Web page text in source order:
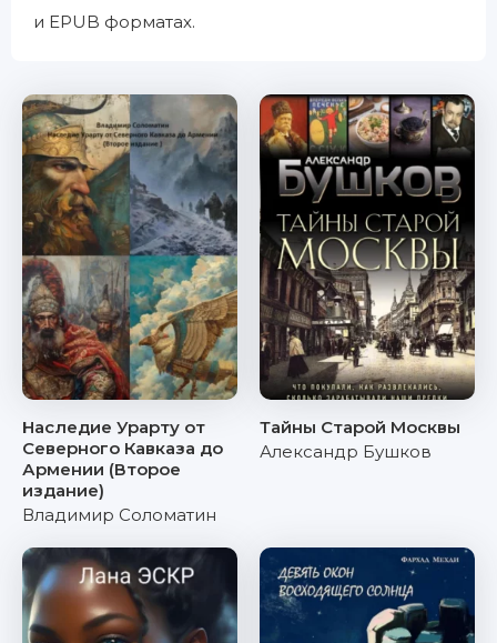
и EPUB форматах.
Наследие Урарту от
Северного Кавказа до
Армении (Второе
издание)
Владимир Соломатин
Тайны Старой Москвы
Александр Бушков